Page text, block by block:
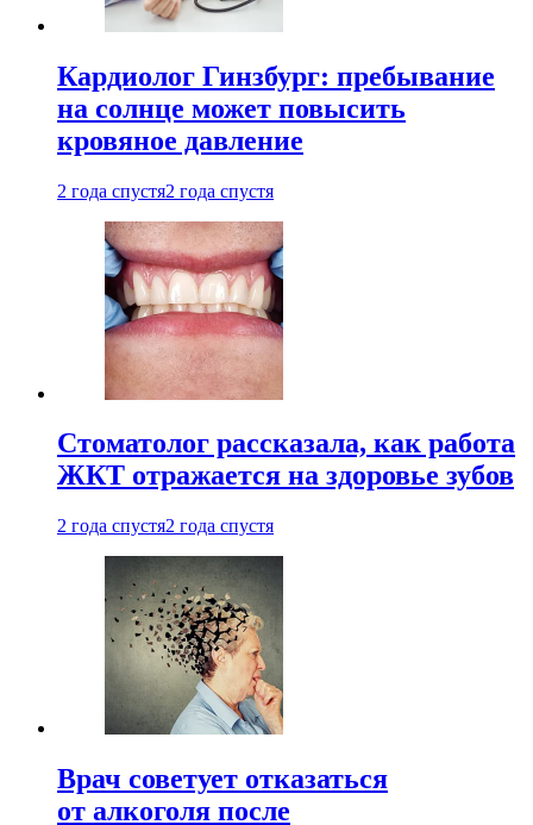
Кардиолог Гинзбург: пребывание
на солнце может повысить
кровяное давление
2 года спустя2 года спустя
Стоматолог рассказала, как работа
ЖКТ отражается на здоровье зубов
2 года спустя2 года спустя
Врач советует отказаться
от алкоголя после